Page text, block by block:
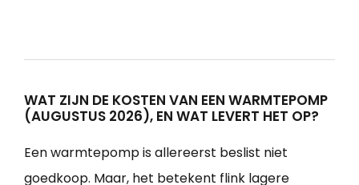
WAT ZIJN DE KOSTEN VAN EEN WARMTEPOMP
(AUGUSTUS 2026), EN WAT LEVERT HET OP?
Een warmtepomp is allereerst beslist niet
goedkoop. Maar, het betekent flink lagere